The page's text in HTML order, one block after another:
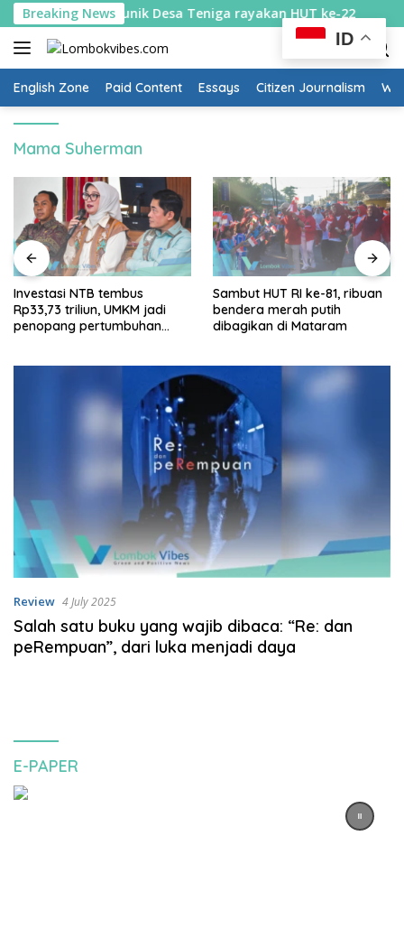
Skip
to
content
Breaking News
Cara unik Desa Teniga rayakan HUT ke-22
English Zone Paid Content Essays Citizen Journalism
Mama Suherman
Investasi NTB tembus
Rp33,73 triliun, UMKM jadi
penopang pertumbuhan
Sambut HUT RI ke-81, ribuan
bendera merah putih
dibagikan di Mataram
Review 4 July 2025
Salah satu buku yang wajib dibaca: “Re: dan
peRempuan”, dari luka menjadi daya
E-PAPER
ID